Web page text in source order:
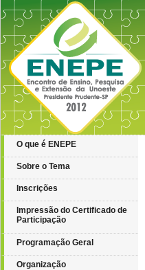
O que é ENEPE
Sobre o Tema
Inscrições
Impressão do Certificado de
Participação
Programação Geral
Organização